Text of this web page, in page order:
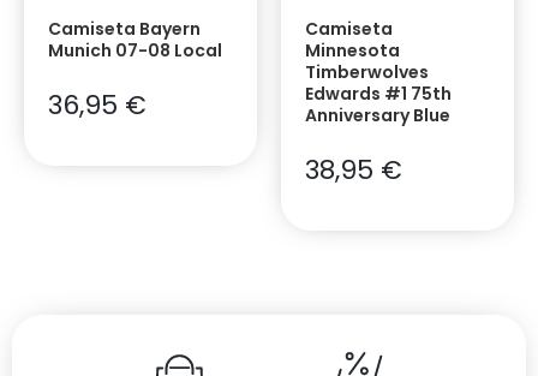
Camiseta Bayern
Munich 07-08 Local
36,95 €
Camiseta
Minnesota
Timberwolves
Edwards #1 75th
Anniversary Blue
38,95 €